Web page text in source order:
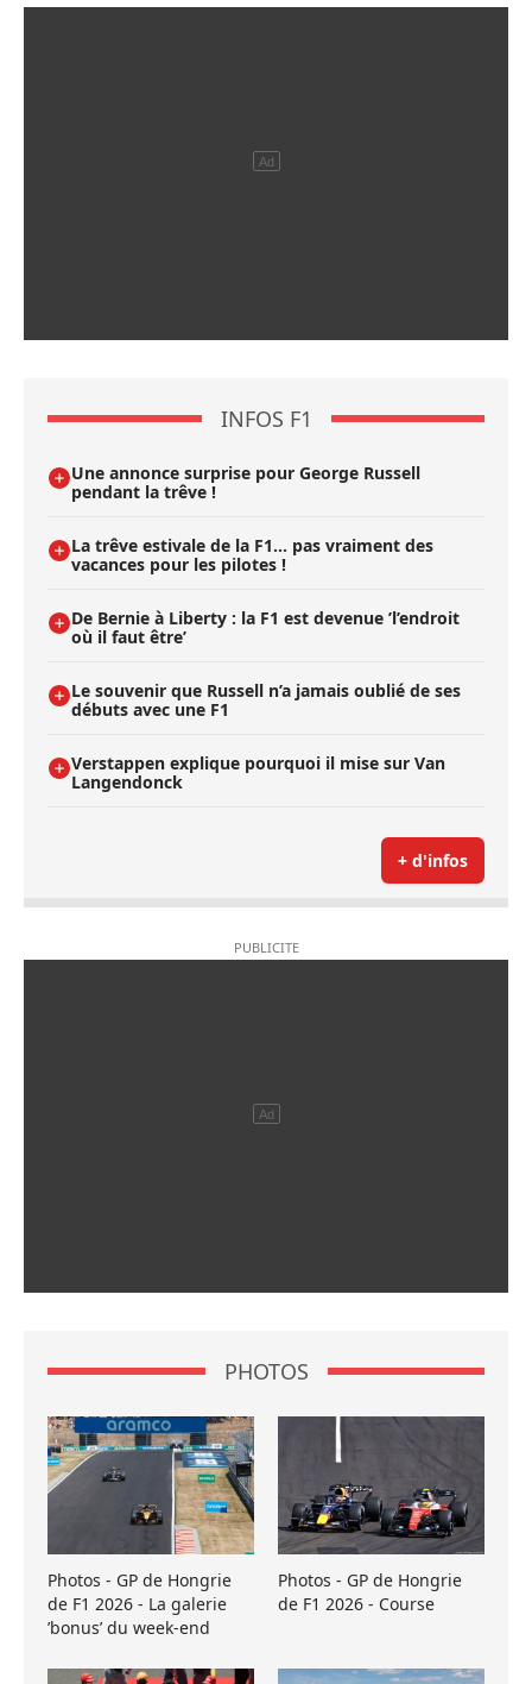
INFOS F1
Une annonce surprise pour George Russell
pendant la trêve !
La trêve estivale de la F1... pas vraiment des
vacances pour les pilotes !
De Bernie à Liberty : la F1 est devenue ’l’endroit
où il faut être’
Le souvenir que Russell n’a jamais oublié de ses
débuts avec une F1
Verstappen explique pourquoi il mise sur Van
Langendonck
+ d'infos
PHOTOS
Photos - GP de Hongrie
de F1 2026 - La galerie
’bonus’ du week-end
Photos - GP de Hongrie
de F1 2026 - Course